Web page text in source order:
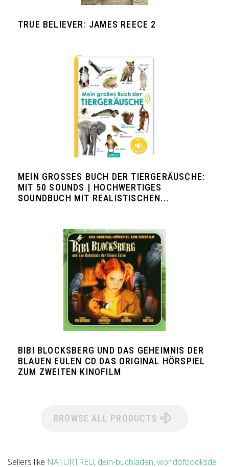
TRUE BELIEVER: JAMES REECE 2
MEIN GROSSES BUCH DER TIERGERÄUSCHE: M
IT 50 SOUNDS | HOCHWERTIGES S
OUNDBUCH MIT REALISTISCHEN...
BIBI BLOCKSBERG UND DAS GEHEIMNIS DER
BLAUEN EULEN CD DAS ORIGINAL HÖRSPIEL
ZUM ZWEITEN KINOFILM
BROWSE ALL PRODUCTS
Sellers like NATURTREU, dein-buchladen,worldofbooksde